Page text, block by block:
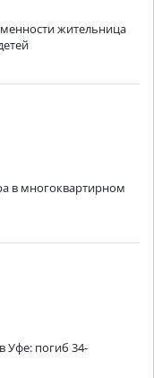
жительница
в многоквартирном
Уфе: погиб 34-